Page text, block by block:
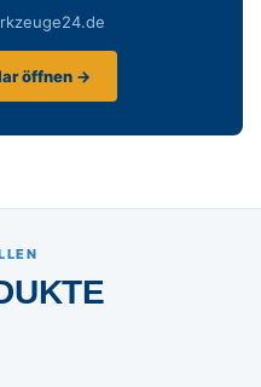
öffnen →